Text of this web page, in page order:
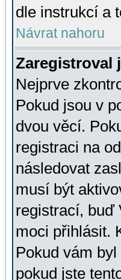
dle instrukcí a
Návrat nahoru
Zaregistroval
Nejprve
Pokud jsou v
dvou věcí.
registraci na
následovat
musí být
registrací, buď
moci přihlásit.
Pokud vám
pokud jste